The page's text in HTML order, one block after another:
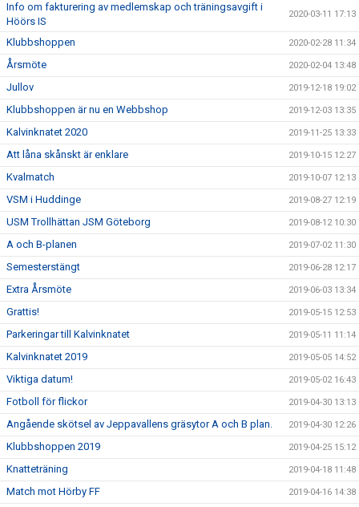
Info om fakturering av medlemskap och träningsavgift i
Höörs IS
2020-03-11 17:13
Klubbshoppen 2020-02-28 11:34
Årsmöte 2020-02-04 13:48
Jullov 2019-12-18 19:02
Klubbshoppen är nu en Webbshop 2019-12-03 13:35
Kalvinknatet 2020 2019-11-25 13:33
Att låna skånskt är enklare 2019-10-15 12:27
Kvalmatch 2019-10-07 12:13
VSM i Huddinge 2019-08-27 12:19
USM Trollhättan JSM Göteborg 2019-08-12 10:30
A och B-planen 2019-07-02 11:30
Semesterstängt 2019-06-28 12:17
Extra Årsmöte 2019-06-03 13:34
Grattis! 2019-05-15 12:53
Parkeringar till Kalvinknatet 2019-05-11 11:14
Kalvinknatet 2019 2019-05-05 14:52
Viktiga datum! 2019-05-02 16:43
Fotboll för flickor 2019-04-30 13:13
Angående skötsel av Jeppavallens gräsytor A och B plan. 2019-04-30 12:26
Klubbshoppen 2019 2019-04-25 15:12
Knatteträning 2019-04-18 11:48
Match mot Hörby FF 2019-04-16 14:38